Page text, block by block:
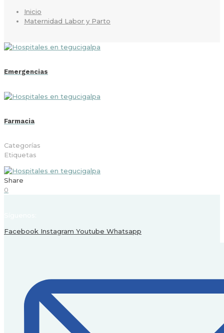
Inicio
Maternidad Labor y Parto
Emergencias
Farmacia
Categorías
Etiquetas
Share
0
Facebook Instagram Youtube Whatsapp